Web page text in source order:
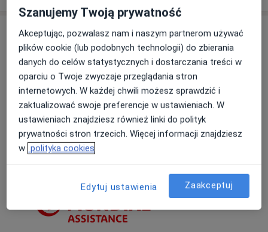
Aktualności
lek. Ewa Luchowska-Zbieralska
Świętego Huberta 6, 40-542 Katowice
W BlueMed Clinic Katowice przyjmuję bezpłatnie
w ramach ubezpieczeń:
AWP (Mondial Assistance), TU ZDROWIE,
TELEMEDI
Szanujemy Twoją prywatność
Akceptując, pozwalasz nam i naszym partnerom używać
plików cookie (lub podobnych technologii) do zbierania
danych do celów statystycznych i dostarczania treści w
oparciu o Twoje zwyczaje przeglądania stron
internetowych. W każdej chwili możesz sprawdzić i
zaktualizować swoje preferencje w ustawieniach. W
ustawieniach znajdziesz również linki do polityk
prywatności stron trzecich. Więcej informacji znajdziesz
w polityka cookies
Edytuj ustawienia Zaakceptuj